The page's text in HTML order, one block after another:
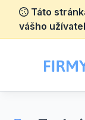
Táto
vášho